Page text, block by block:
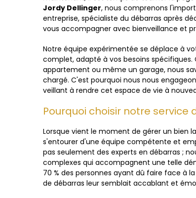
Jordy Dellinger, nous comprenons
entreprise, spécialiste du débarras après
vous accompagner avec bienveillance et
Notre équipe expérimentée se déplace à
complet, adapté à vos besoins
appartement ou même un garage, nous
chargé. C'est pourquoi nous nous
veillant à rendre cet espace de vie à
Pourquoi choisir notre service
Lorsque vient le moment de gérer un bien
s'entourer d'une équipe compétente et
pas seulement des experts en débarras ;
complexes qui accompagnent une telle
70 % des personnes ayant dû faire face à
de débarras leur semblait accablant et